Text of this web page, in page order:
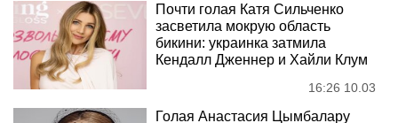
Почти голая Катя Сильченко
засветила мокрую область
бикини: украинка затмила
Кендалл Дженнер и Хайли Клум
16:26 10.03
Голая Анастасия Цымбалару